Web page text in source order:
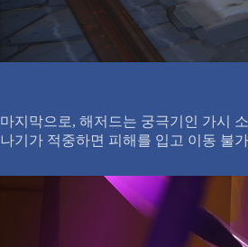
마지막으로, 해저드는 궁극기인 가시
나기가 적중하면 피해를 입고 이동 불